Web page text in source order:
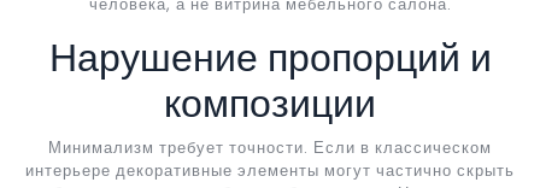
Нарушение пропорций и
композиции
Минимализм требует точности. Если в классическом
интерьере декоративные элементы могут частично скрыть